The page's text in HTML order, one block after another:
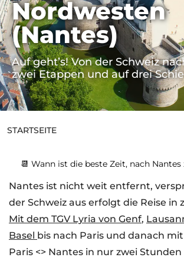
Nordwesten
(Nantes)
Auf geht’s! Von der Schweiz
zwei Etappen und auf drei
STARTSEITE
📆 Wann ist die beste Zeit, nach Nantes
Nantes ist nicht weit entfernt,
der Schweiz aus erfolgt die Reise in
Mit dem TGV Lyria von Genf,
Basel bis nach Paris und danach mit
Paris <> Nantes in nur zwei Stunden